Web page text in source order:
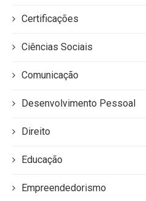
Certificações
Ciências Sociais
Comunicação
Desenvolvimento Pessoal
Direito
Educação
Empreendedorismo